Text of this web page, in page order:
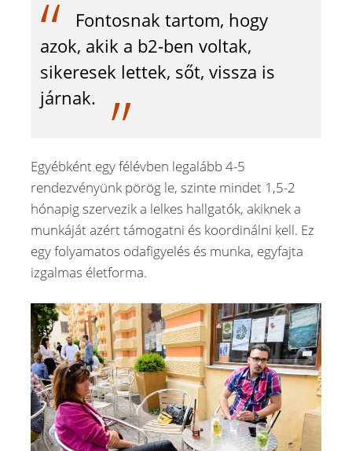
Fontosnak tartom, hogy
azok, akik a b2-ben voltak,
sikeresek lettek, sőt, vissza is
járnak.
Egyébként egy félévben legalább 4-5
rendezvényünk pörög le, szinte mindet 1,5-2
hónapig szervezik a lelkes hallgatók, akiknek a
munkáját azért támogatni és koordinálni kell. Ez
egy folyamatos odafigyelés és munka, egyfajta
izgalmas életforma.